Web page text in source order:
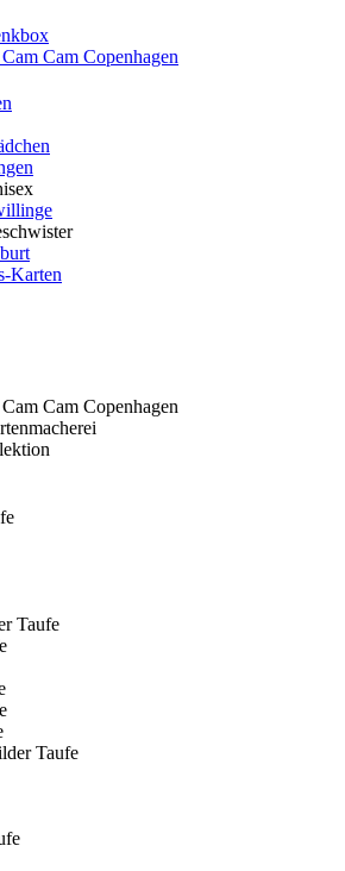
Cam Copenhagen
Karten
Cam Copenhagen
Taufe
Taufe